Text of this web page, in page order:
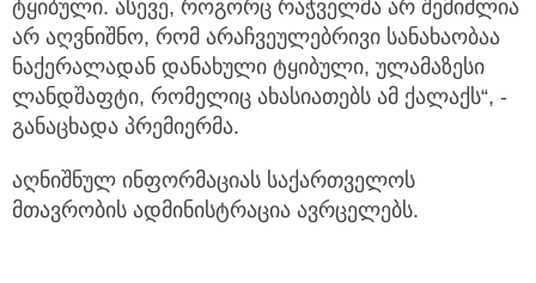
ტყიბული. ასევე, როგორც რაჭველმა არ შემიძლია
არ აღვნიშნო, რომ არაჩვეულებრივი სანახაობაა
ნაქერალადან დანახული ტყიბული, ულამაზესი
ლანდშაფტი, რომელიც ახასიათებს ამ ქალაქს“, -
განაცხადა პრემიერმა.
აღნიშნულ ინფორმაციას საქართველოს
მთავრობის ადმინისტრაცია ავრცელებს.